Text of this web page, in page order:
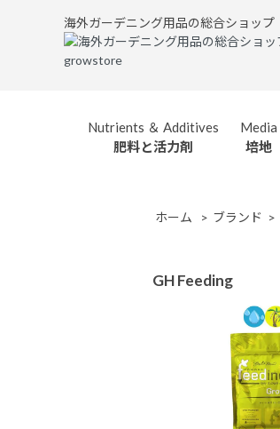
海外ガーデニング用品の総合ショップ
Nutrients ＆ Additives
肥料と活力剤
Media
培地
ホーム > ブランド >
GH Feeding